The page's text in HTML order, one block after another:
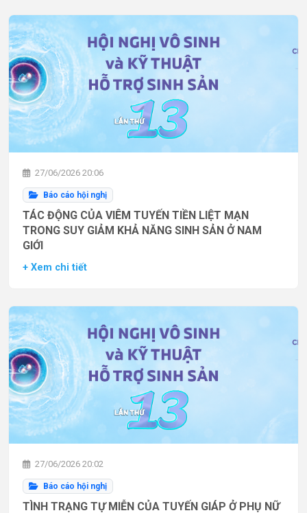
27/06/2026 20:06
Báo cáo hội nghị
TÁC ĐỘNG CỦA VIÊM TUYẾN TIỀN LIỆT MẠN
TRONG SUY GIẢM KHẢ NĂNG SINH SẢN Ở NAM
GIỚI
+ Xem chi tiết
27/06/2026 20:02
Báo cáo hội nghị
TÌNH TRẠNG TỰ MIỄN CỦA TUYẾN GIÁP Ở PHỤ NỮ